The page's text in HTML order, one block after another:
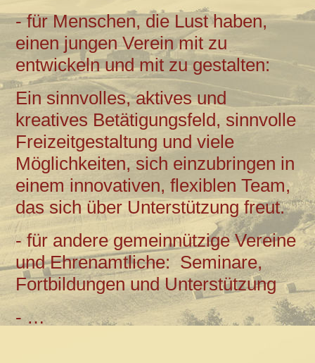
- für Menschen, die Lust haben,
einen jungen Verein mit zu
entwickeln und mit zu gestalten:
Ein sinnvolles, aktives und
kreatives Betätigungsfeld, sinnvolle
Freizeitgestaltung und viele
Möglichkeiten, sich einzubringen in
einem innovativen, flexiblen Team,
das sich über Unterstützung freut.
- für andere gemeinnützige Vereine
und Ehrenamtliche: Seminare,
Fortbildungen und Unterstützung
- …